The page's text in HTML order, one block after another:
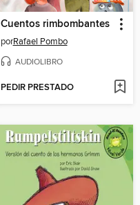
Cuentos rimbombantes
porRafael Pombo
AUDIOLIBRO
PEDIR PRESTADO